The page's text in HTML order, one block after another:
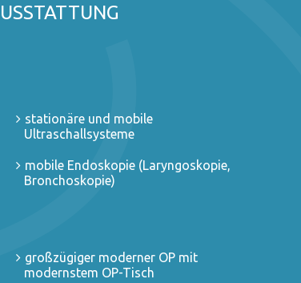
stationäre und mobile
Ultraschallsysteme
mobile Endoskopie (Laryngoskopie,
Bronchoskopie)
großzügiger moderner OP mit
modernstem OP-Tisch